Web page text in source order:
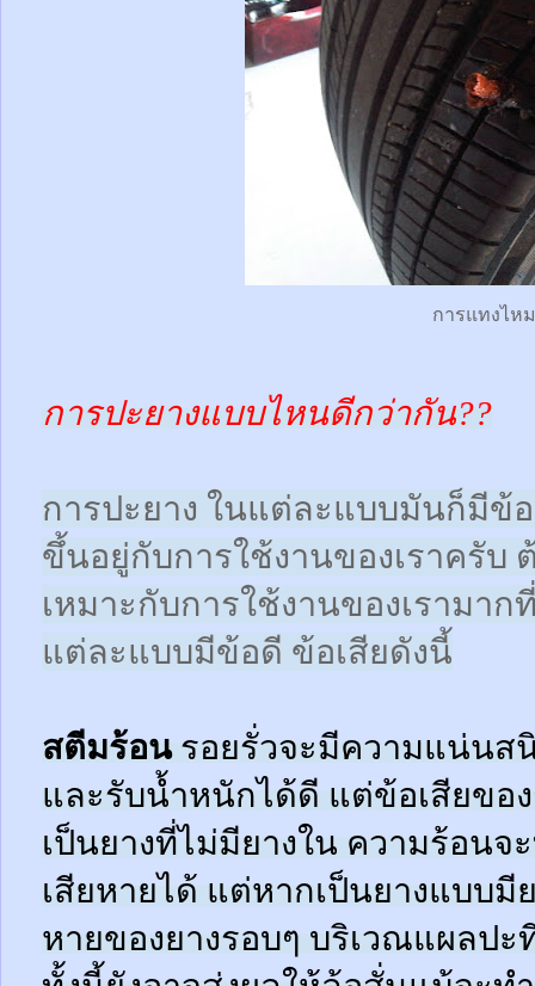
การแทงไหม
การปะยางแบบไหนดีกว่ากัน??
การปะยาง ในแต่ละแบบมันก็มีข้
ขึ้นอยู่กับการใช้งานของเราครับ
เหมาะกับการใช้งานของเรามา
แต่ละแบบมีข้อดี ข้อเสียดังนี้
สตีมร้อนรอยรั่วจะมีความแน่นส
และรับน้ำหนักได้ดี แต่ข้อเสียขอ
เป็นยางที่ไม่มียางใน ความร้อนจ
เสียหายได้ แต่หากเป็นยางแบบมี
หายของยางรอบๆ บริเวณแผลป